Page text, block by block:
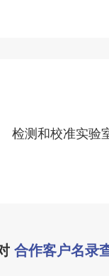
检测和校准实验
合作客户名录